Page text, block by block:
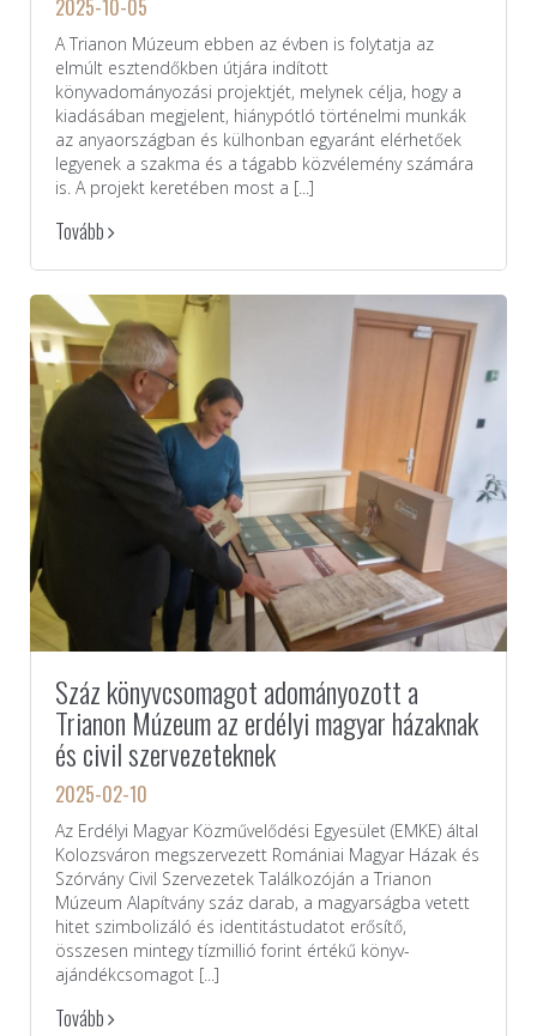
2025-10-05
A Trianon Múzeum ebben az évben is folytatja az
elmúlt esztendőkben útjára indított
könyvadományozási projektjét, melynek célja, hogy a
kiadásában megjelent, hiánypótló történelmi munkák
az anyaországban és külhonban egyaránt elérhetőek
legyenek a szakma és a tágabb közvélemény számára
is. A projekt keretében most a [...]
Tovább
Száz könyvcsomagot adományozott a
Trianon Múzeum az erdélyi magyar házaknak
és civil szervezeteknek
2025-02-10
Az Erdélyi Magyar Közművelődési Egyesület (EMKE) által
Kolozsváron megszervezett Romániai Magyar Házak és
Szórvány Civil Szervezetek Találkozóján a Trianon
Múzeum Alapítvány száz darab, a magyarságba vetett
hitet szimbolizáló és identitástudatot erősítő,
összesen mintegy tízmillió forint értékű könyv-
ajándékcsomagot [...]
Tovább